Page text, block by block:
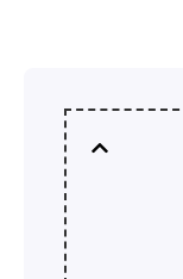
ارسال